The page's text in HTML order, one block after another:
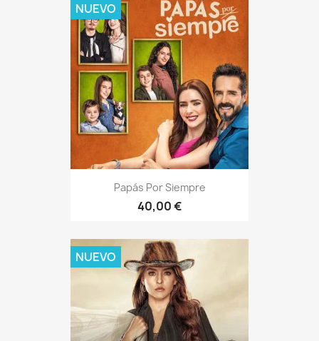
Papás Por Siempre
40,00 €
NUEVO
NUEVO